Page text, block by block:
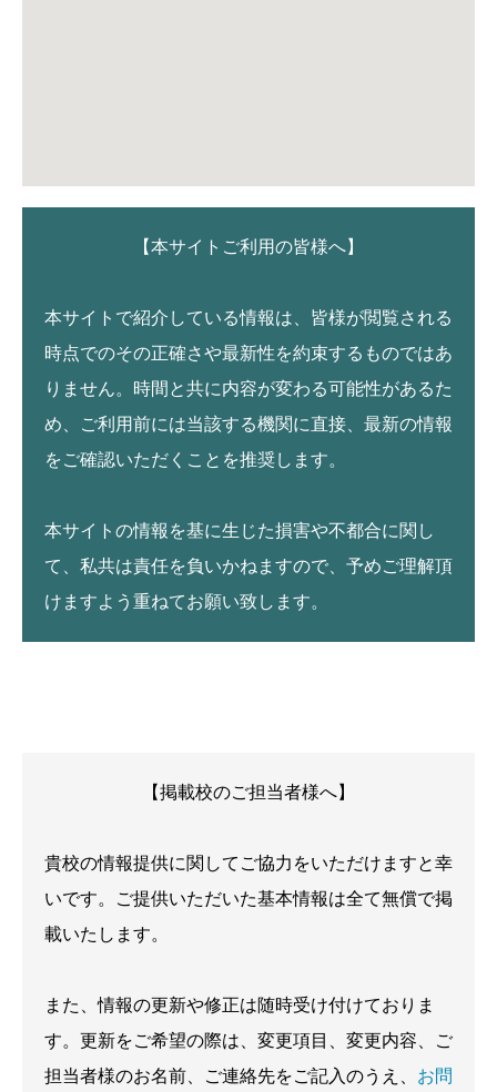
【本サイトご利用の皆様へ】
本サイトで紹介している情報は、皆様が閲覧される
時点でのその正確さや最新性を約束するものではあ
りません。時間と共に内容が変わる可能性があるた
め、ご利用前には当該する機関に直接、最新の情報
をご確認いただくことを推奨します。
本サイトの情報を基に生じた損害や不都合に関し
て、私共は責任を負いかねますので、予めご理解頂
けますよう重ねてお願い致します。
【掲載校のご担当者様へ】
貴校の情報提供に関してご協力をいただけますと幸
いです。ご提供いただいた基本情報は全て無償で掲
載いたします。
また、情報の更新や修正は随時受け付けておりま
す。更新をご希望の際は、変更項目、変更内容、ご
担当者様のお名前、ご連絡先をご記入のうえ、 お問